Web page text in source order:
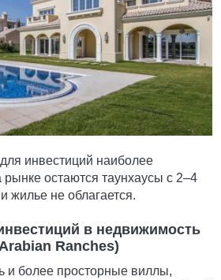
инвестиций наиболее
остаются таунхаусы с 2–4
жилье не облагается.
в недвижимость
Ranches)
и более просторные виллы,